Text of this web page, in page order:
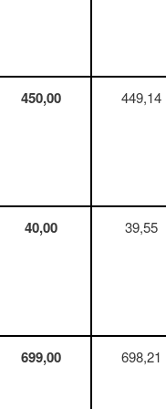
450,00 449,14
40,00 39,55
699,00 698,21